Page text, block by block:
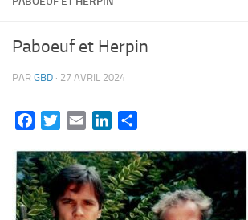
Paboeuf et Herpin
PAR GBD · 27 AVRIL 2024
FacebookTwitterEmail LinkedIn